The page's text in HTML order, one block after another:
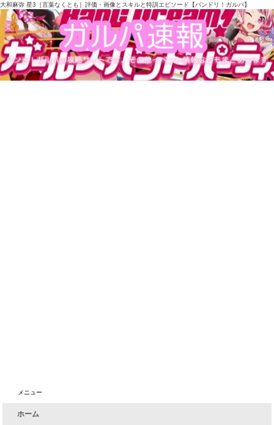
大和麻弥 星3［言葉なくとも］評価・画像とスキルと特訓エピソード【バンドリ！ガルパ】
メニュー
ホーム